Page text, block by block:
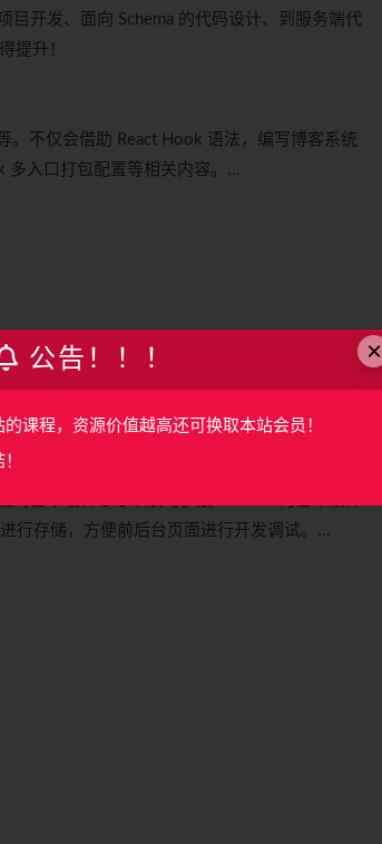
开发、面向 Schema 的代码设计、到服务端代
提升！
。不仅会借助 React Hook 语法，编写博客系统
多入口打包配置等相关内容。…
基本设计思想以及可扩展 Schema 的基本设计
行存储，方便前后台页面进行开发调试。…
×
公告！！！
课程，资源价值越高还可换取本站会员！